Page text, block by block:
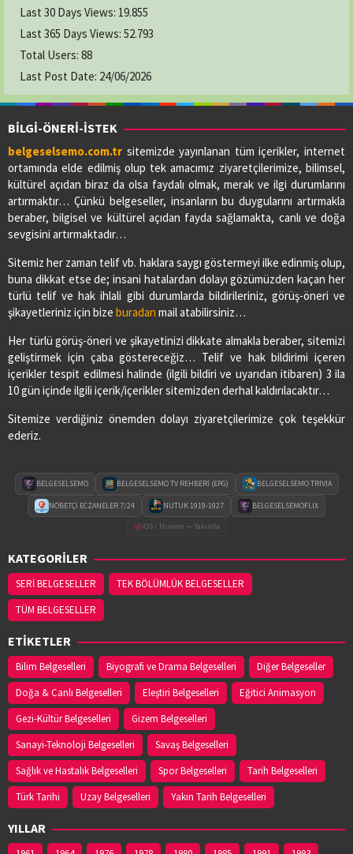
Last 30 Days Views: 19.855
Last 365 Days Views: 52.793
Total Users: 88
Last Post Date: 24/06/2026
BİLGİ-ÖNERİ-İSTEK
belgeselsemo.com.tr sitemizde yayınlanan tüm içerikler, internet
ortamında elde edilmiş olup tek amacımız ziyaretçilerimize, bilimsel,
kültürel açıdan biraz da olsa faydalı olmak, merak ve ilgi durumlarını
artırmaktır… Çünkü belgeseller, insanların bu duygularını artırmakla
beraber, bilgisel ve kültürel açıdan fayda sağlamakta, canlı ve doğa
sevgisini artırmaktadır…
Sitemiz her zaman telif vb. haklara saygı göstermeyi ilke edinmiş olup,
buna dikkat etse de; insani hatalardan dolayı gözümüzden kaçan her
türlü telif ve hak ihlali gibi durumlarda bildirileriniz, görüş-öneri ve
şikayetleriniz için bize buradan mail atabilirsiniz…
Her türlü görüş-öneri ve şikayetinizi dikkate almakla beraber, sitemizi
geliştirmek için çaba göstereceğiz… Telif ve hak bildirimi içeren
içerikler tespit edilmesi halinde (ilgili bildiri ve uyarıdan itibaren) 3 ila
10 gün içinde ilgili içerik/içerikler sitemizden derhal kaldırılacaktır…
Sitemize verdiğiniz önemden dolayı ziyaretçilerimize çok teşekkür
ederiz.
BELGESELSEMO BELGESELSEMO TV REHBERİ (EPG) BELGESELSEMO TRIVIA
NÖBETÇİ ECZANELER 7/24 NUTUK 1919-1927
BELGESELSEMOFLIX
iOS / Huawei — Yakında
KATEGORİLER
SERİ BELGESELLER
TEK BÖLÜMLÜK BELGESELLER
TÜM BELGESELLER
ETİKETLER
Bilim Belgeselleri Biyografi ve Drama Belgeselleri
Diğer Belgeseller
Doğa & Canlı Belgeselleri
Eleştiri Belgeselleri
Eğitici Animasyon
Gezi-Kültür Belgeselleri
Gizem Belgeselleri
Sanayi-Teknoloji Belgeselleri
Savaş Belgeselleri
Sağlık ve Hastalık Belgeselleri
Spor Belgeselleri
Tarih Belgeselleri
Türk Tarihi
Uzay Belgeselleri Yakın Tarih Belgeselleri
YILLAR